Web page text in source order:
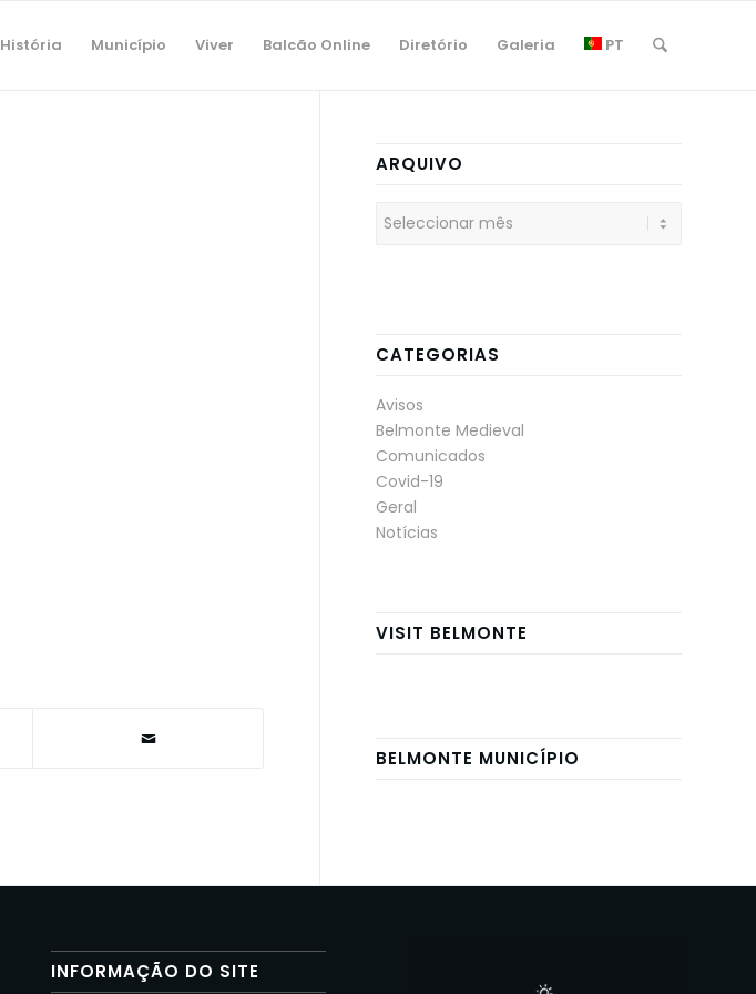
História Município Viver Balcão Online Diretório Galeria PT
ARQUIVO
CATEGORIAS
Avisos
Belmonte Medieval
Comunicados
Covid-19
Geral
Notícias
VISIT BELMONTE
BELMONTE MUNICÍPIO
INFORMAÇÃO DO SITE